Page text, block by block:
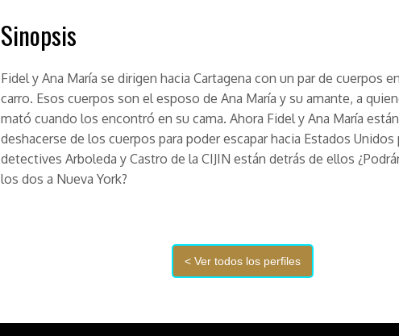
Sinopsis
Fidel y Ana María se dirigen hacia Cartagena con un par de cuerpos
carro. Esos cuerpos son el esposo de Ana María y su amante, a
mató cuando los encontró en su cama. Ahora Fidel y Ana María
deshacerse de los cuerpos para poder escapar hacia Estados Unidos
detectives Arboleda y Castro de la CIJIN están detrás de ellos
los dos a Nueva York?